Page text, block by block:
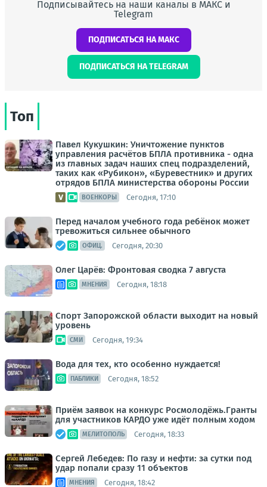
Подписывайтесь на наши каналы в МАКС и
Telegram
ПОДПИСАТЬСЯ НА МАКС
ПОДПИСАТЬСЯ НА TELEGRAM
Топ
Павел Кукушкин: Уничтожение пунктов
управления расчётов БПЛА противника - одна
из главных задач наших спец подразделений,
таких как «Рубикон», «Буревестник» и других
отрядов БПЛА министерства обороны России
ВОЕНКОРЫ Сегодня, 17:10
Перед началом учебного года ребёнок может
тревожиться сильнее обычного
ОФИЦ. Сегодня, 20:30
Олег Царёв: Фронтовая сводка 7 августа
МНЕНИЯ Сегодня, 18:18
Спорт Запорожской области выходит на новый
уровень
СМИ Сегодня, 19:34
Вода для тех, кто особенно нуждается!
ПАБЛИКИ Сегодня, 18:52
Приём заявок на конкурс Росмолодёжь.Гранты
для участников КАРДО уже идёт полным ходом
МЕЛИТОПОЛЬ Сегодня, 18:33
Сергей Лебедев: По газу и нефти: за сутки под
удар попали сразу 11 объектов
МНЕНИЯ Сегодня, 18:42